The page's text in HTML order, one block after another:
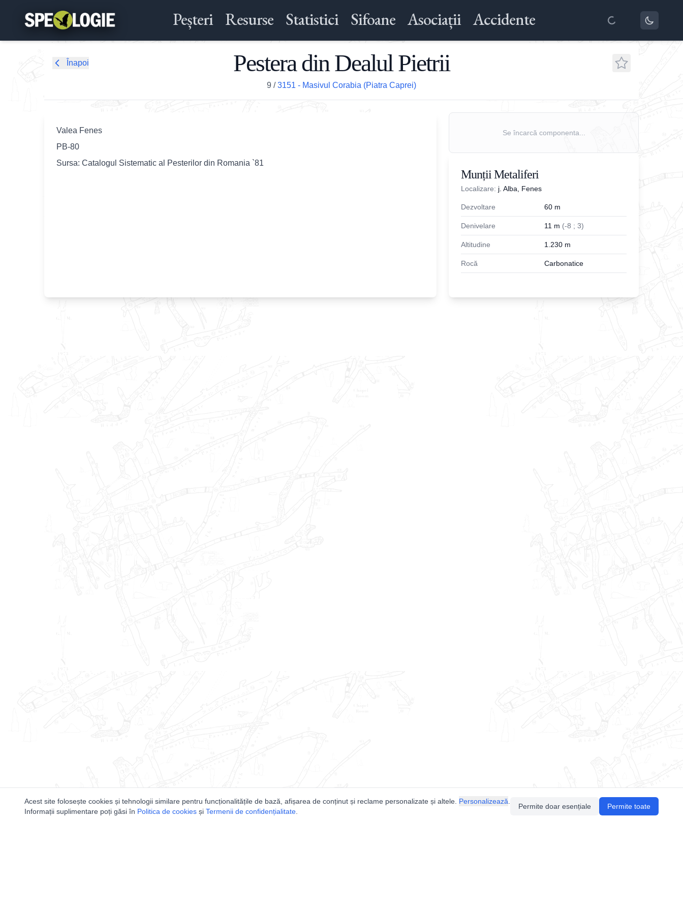
Peșteri Resurse Statistici Sifoane Asociații Accidente
Înapoi Pestera din Dealul Pietrii
9 /3151 - Masivul Corabia (Piatra Caprei)
Valea Fenes
PB-80
Sursa: Catalogul Sistematic al Pesterilor din Romania `81
Se încarcă componenta...
Munții Metaliferi
Localizare: j. Alba, Fenes
Dezvoltare 60 m
Denivelare 11 m (-8 ; 3)
Altitudine 1.230 m
Rocă Carbonatice
Acest site folosește cookies și tehnologii similare pentru funcționalitățile de bază, afișarea de conținut și reclame personalizate și altele. Personalizează
Informații suplimentare poți găsi în Politica de cookies și Termenii de confidențialitate
Permite doar esențiale Permite toate